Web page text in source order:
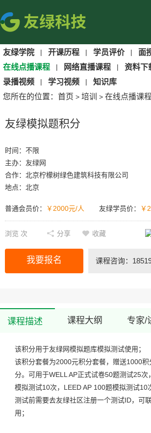
友绿学院 | 开课历程 | 学员评价 | 面
在线点播课程 | 网络直播课程 | 资料下
录播视频 | 学习视频 |
知识库
您所在的位置： 首页 > 培训 > 在线点播课程
友绿模拟题积分
时间：不限
主办：友绿网
合作：北京柠檬树绿色建筑科技有限公司
地点：北京
普通会员价： ￥2000元/人 友绿学员价： ￥
浏览 次 分享 收藏
我要报名 课程咨询：
课程描述 课程大纲 专家/
该积分用于友绿网模拟题库模拟测试使用；
该积分套餐为2000元积分套餐，赠送1000
分。可用于WELL AP正式试卷50题测试25次
模拟测试10次，LEED AP 100题模拟测试10
测试前需要去友绿社区注册一个测试ID，可
用；